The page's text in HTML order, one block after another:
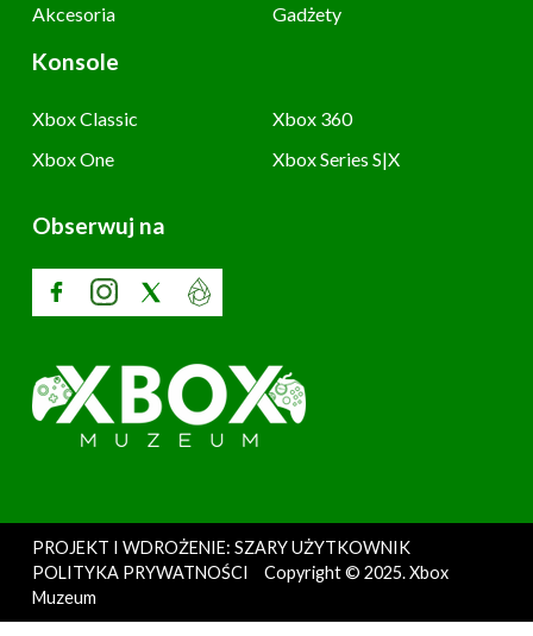
Akcesoria
Gadżety
Konsole
Xbox Classic
Xbox 360
Xbox One
Xbox Series S|X
Obserwuj na
PROJEKT I WDROŻENIE: SZARY UŻYTKOWNIK
POLITYKA PRYWATNOŚCI
Copyright © 2025. Xbox
Muzeum